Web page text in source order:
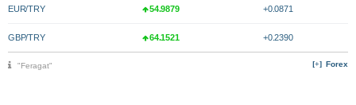
EUR/TRY 54.9879 +0.0871
GBP/TRY 64.1521 +0.2390
Forex
"Feragat"